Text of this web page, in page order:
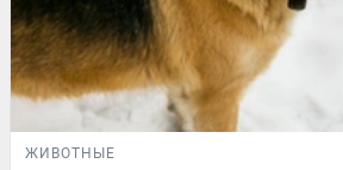
ЖИВОТНЫЕ